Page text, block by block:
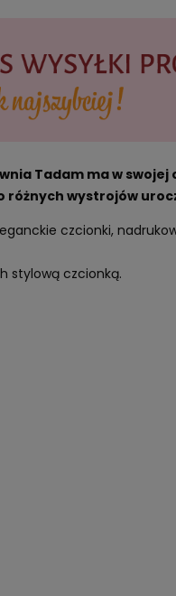
Tadam ma w
wystrojów
czcionki,
stylową czcionką.